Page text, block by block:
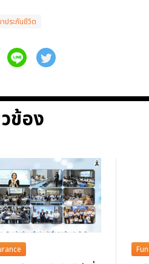
ประกันชีวิต
ข้อง